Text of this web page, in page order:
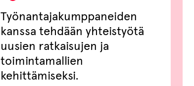
Työnantajakumppaneiden
kanssa tehdään yhteistyötä
uusien ratkaisujen ja
toimintamallien
kehittämiseksi.